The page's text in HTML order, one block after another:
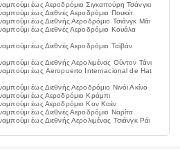
έως Αεροδρόμιο Σιγκαπούρη Τσάνγκι
έως Διεθνές Αεροδρόμιο Πουκέτ
έως Διεθνής Αεροδρόμιο Τσιάνγκ Μάι
έως Διεθνές Αεροδρόμιο Κουάλα
έως Διεθνές Αεροδρόμιο Ταϊβάν
έως Διεθνής Αερολιμένας Ούντον Τάνι
έως Aeropuerto Internacional de Hat
έως Διεθνής Αεροδρόμιο Νινόι Ακίνο
έως Αεροδρόμιο Κράμπι
έως Αεροδρόμιο Κον Καέν
έως Διεθνές Αεροδρόμιο Ναρίτα
έως Διεθνής Αερολιμένας Τσιάνγκ Ράι